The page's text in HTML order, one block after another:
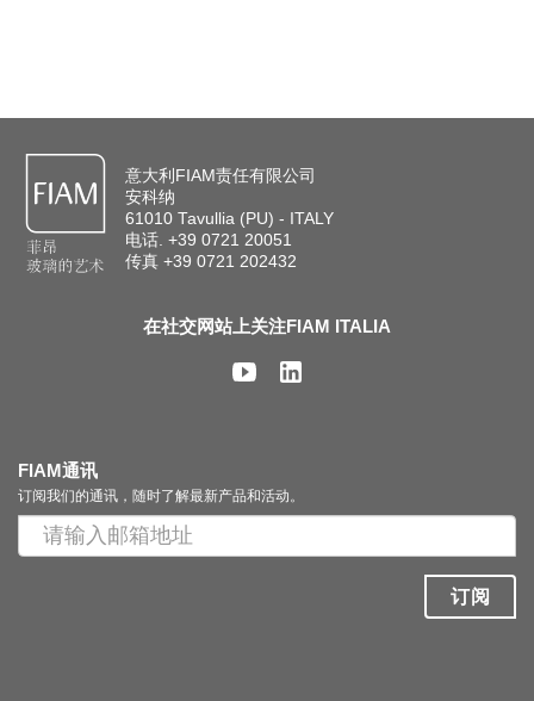
意大利FIAM责任有限公司
安科纳
61010 Tavullia (PU) - ITALY
电话. +39 0721 20051
传真 +39 0721 202432
在社交网站上关注FIAM ITALIA
FIAM通讯
订阅我们的通讯，随时了解最新产品和活动。
订阅